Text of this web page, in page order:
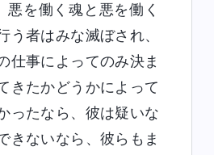
を働く魂と悪を働く
者はみな滅ぼされ、
仕事によってのみ決ま
きたかどうかによって
ったなら、彼は疑いな
きないなら、彼らもま